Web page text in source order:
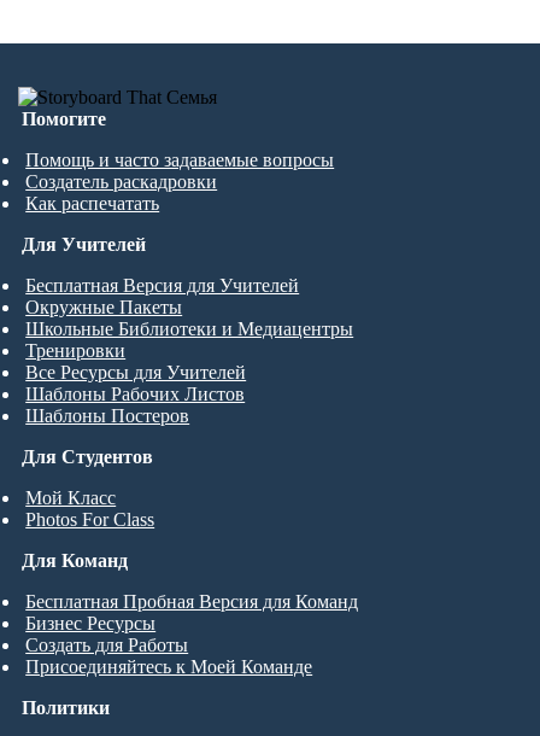
Помогите
Помощь и часто задаваемые вопросы
Создатель раскадровки
Как распечатать
Для Студентов
Мой Класс
Photos For Class
Для Учителей
Бесплатная Версия для Учителей
Окружные Пакеты
Школьные Библиотеки и Медиацентры
Тренировки
Все Ресурсы для Учителей
Шаблоны Рабочих Листов
Шаблоны Постеров
Для Команд
Бесплатная Пробная Версия для Команд
Бизнес Ресурсы
Создать для Работы
Присоединяйтесь к Моей Команде
Политики